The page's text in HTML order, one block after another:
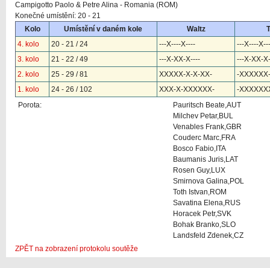
Campigotto Paolo & Petre Alina - Romania (ROM)
Konečné umístění: 20 - 21
Kolo
Umístění v daném kole Waltz
4. kolo
20 - 21 / 24 ---X----X----
---X----
3. kolo
21 - 22 / 49 ---X-XX-X----
---X-XX-
2. kolo
25 - 29 / 81 XXXXX-X-X-XX-
-
1. kolo
24 - 26 / 102 XXX-X-XXXXXX-
-
Porota:
Pauritsch Beate,AUT
Milchev Petar,BUL
Venables Frank,GBR
Couderc Marc,FRA
Bosco Fabio,ITA
Baumanis Juris,LAT
Rosen Guy,LUX
Smirnova Galina,POL
Toth Istvan,ROM
Savatina Elena,RUS
Horacek Petr,SVK
Bohak Branko,SLO
Landsfeld Zdenek,CZ
ZPĚT na zobrazení protokolu soutěže